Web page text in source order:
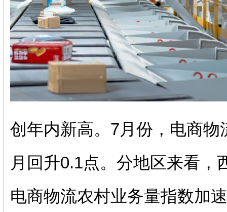
创年内新高。7月份，电商
月回升0.1点。分地区来看，
电商物流农村业务量指数加